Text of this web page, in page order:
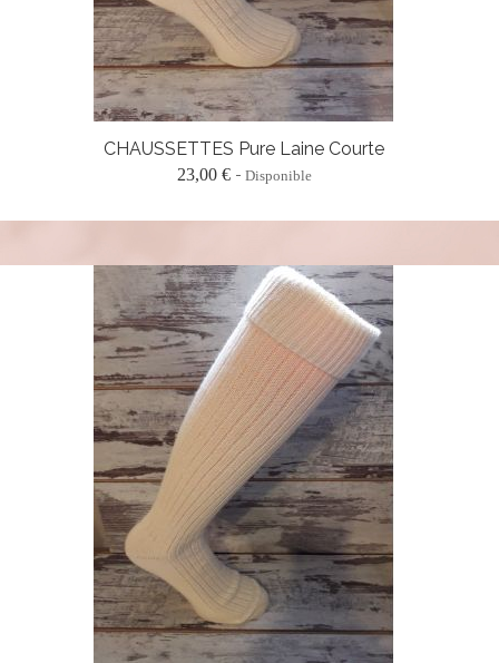
CHAUSSETTES Pure Laine Courte
23,00 € Disponible